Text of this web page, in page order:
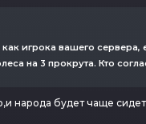
игрока вашего
на 3 прокрута. Кто
народа будет чаще